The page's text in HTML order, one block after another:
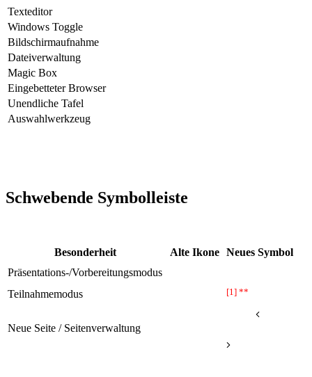
Texteditor
Windows Toggle
Bildschirmaufnahme
Dateiverwaltung
Magic Box
Eingebetteter Browser
Unendliche Tafel
Auswahlwerkzeug
Schwebende Symbolleiste
Besonderheit Alte Ikone
Neues Symbol
Präsentations-/Vorbereitungsmodus
Teilnahmemodus
[1] **
Neue Seite / Seitenverwaltung